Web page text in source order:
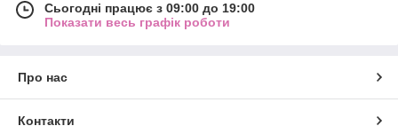
Сьогодні працює з 09:00 до 19:00
Показати весь графік роботи
Про нас
Контакти